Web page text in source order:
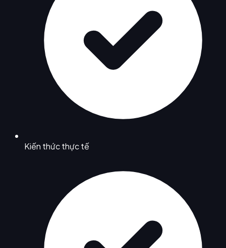
Kiến thức thực tế